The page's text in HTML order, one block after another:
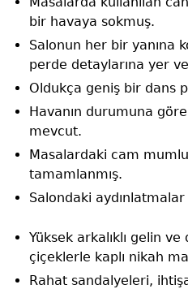
bir havaya sokmuş.
Salonun her bir yanına
perde detaylarına yer
Oldukça geniş bir dans
Havanın durumuna göre
mevcut.
Masalardaki cam
tamamlanmış.
Salondaki aydınlatmalar
Yüksek arkalıklı gelin
çiçeklerle kaplı nikah
Rahat sandalyeleri,